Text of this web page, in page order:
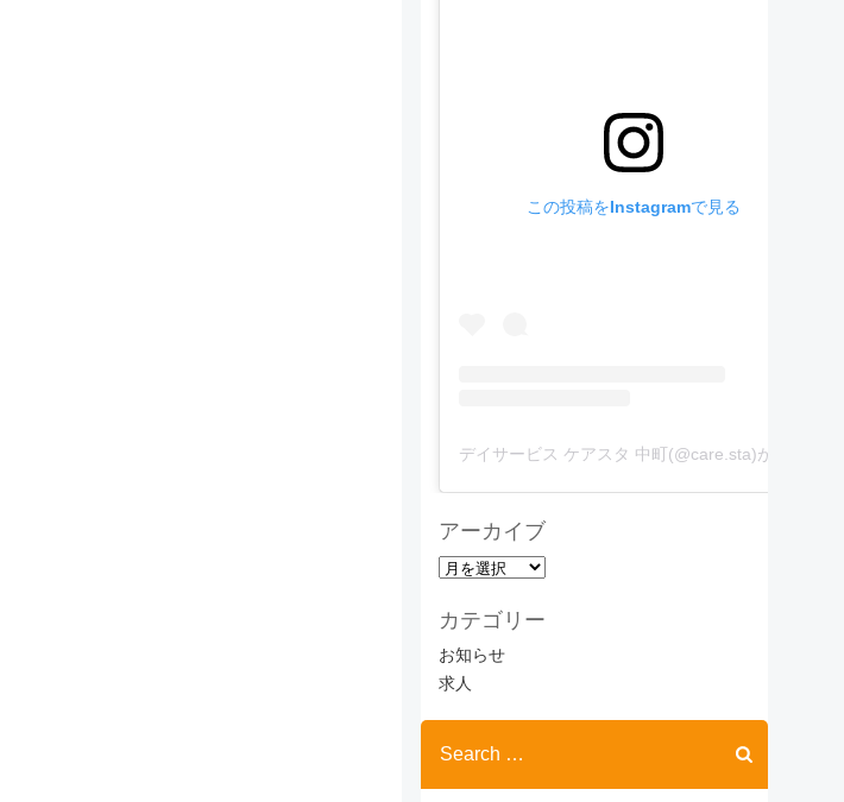
この投稿をInstagramで見る
アーカイブ
ア
カ
イ
ブ
カテゴリー
お知らせ
求人
Search
for: